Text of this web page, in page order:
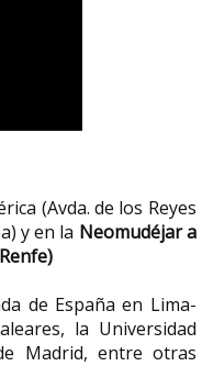
(Avda. de los Reyes
y en la Neomudéjar a
de España en Lima-
la Universidad
Madrid, entre otras